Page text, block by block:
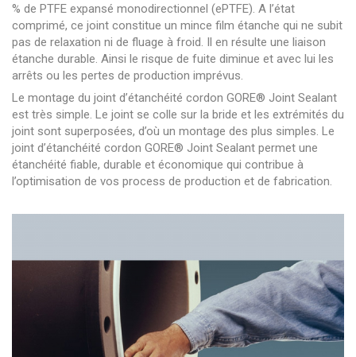
% de PTFE expansé monodirectionnel (ePTFE). A l’état
comprimé, ce joint constitue un mince film étanche qui ne subit
pas de relaxation ni de fluage à froid. Il en résulte une liaison
étanche durable. Ainsi le risque de fuite diminue et avec lui les
arrêts ou les pertes de production imprévus.
Le montage du joint d’étanchéité cordon GORE® Joint Sealant
est très simple. Le joint se colle sur la bride et les extrémités du
joint sont superposées, d’où un montage des plus simples. Le
joint d’étanchéité cordon GORE® Joint Sealant permet une
étanchéité fiable, durable et économique qui contribue à
l’optimisation de vos process de production et de fabrication.